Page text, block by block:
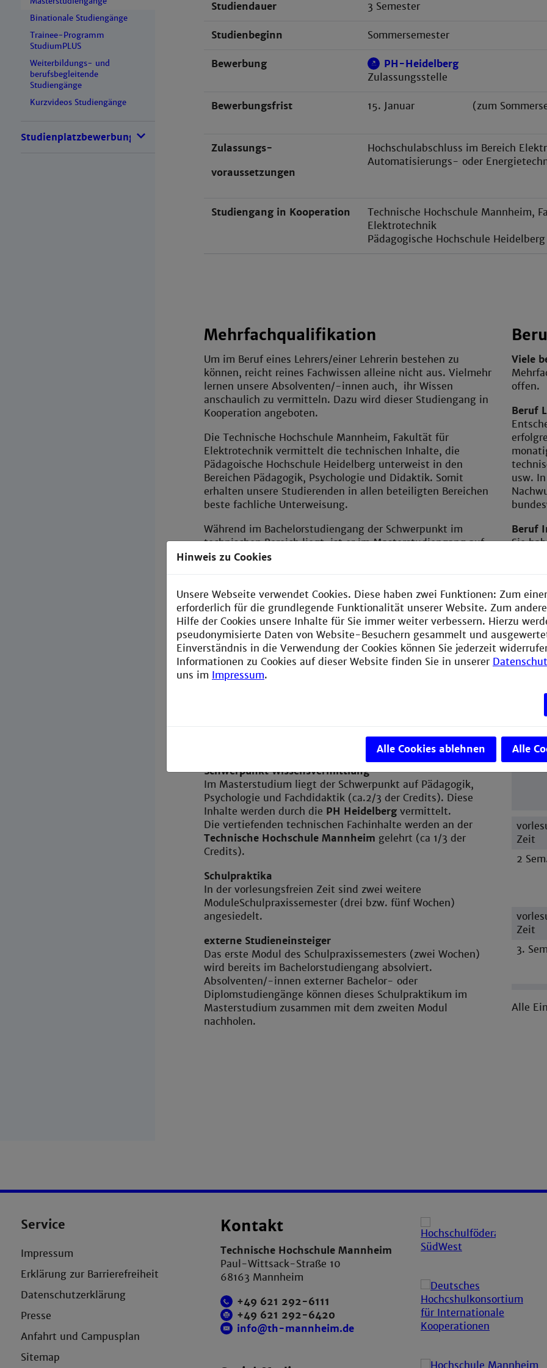
Binationale Studiengänge
Trainee-Programm
StudiumPLUS
Weiterbildungs- und
berufsbegleitende
Studiengänge
Kurzvideos Studiengänge
Studienplatzbewerbung
Studiendauer 3 Semester
Studienbeginn Sommersemester
Bewerbung
PH-Heidelberg
Zulassungsstelle
Bewerbungsfrist 15. Januar (zum
Zulassungs-
voraussetzungen
Hochschulabschluss im Bereich
Automatisierungs- oder
Studiengang in Kooperation
Technische Hochschule Mannheim,
Elektrotechnik
Pädagogische Hochschule Heidelberg
Mehrfachqualifikation
Um im Beruf eines Lehrers/einer Lehrerin bestehen zu
können, reicht reines Fachwissen alleine nicht aus. Vielmehr
lernen unsere Absolventen/-innen auch, ihr Wissen
anschaulich zu vermitteln. Dazu wird dieser Studiengang in
Kooperation angeboten.
Die Technische Hochschule Mannheim, Fakultät für
Elektrotechnik vermittelt die technischen Inhalte, die
Pädagoische Hochschule Heidelberg unterweist in den
Bereichen Pädagogik, Psychologie und Didaktik. Somit
erhalten unsere Studierenden in allen beteiligten Bereichen
beste fachliche Unterweisung.
Während im Bachelorstudiengang der Schwerpunkt im
technischen Bereich liegt, ist er im Masterstudiengang auf
pädagogischen und didaktische Inhalte gesetzt. In
Viele
offen.
Beruf
usw.
Beruf
Sie
Studienziele
Zweitfach System- und Informationstechnik.
Schwerpunkt Wissensvermittlung
Im Masterstudium liegt der Schwerpunkt auf Pädagogik,
Psychologie und Fachdidaktik (ca.2/3 der Credits). Diese
Inhalte werden durch die PH Heidelberg vermittelt.
Die vertiefenden technischen Fachinhalte werden an der
Technische Hochschule Mannheim gelehrt (ca 1/3 der
Credits).
Schulpraktika
In der vorlesungsfreien Zeit sind zwei weitere
ModuleSchulpraxissemester (drei bzw. fünf Wochen)
angesiedelt.
externe Studieneinsteiger
Das erste Modul des Schulpraxissemesters (zwei Wochen)
wird bereits im Bachelorstudiengang absolviert.
Absolventen/-innen externer Bachelor- oder
Diplomstudiengänge können dieses Schulpraktikum im
Masterstudium zusammen mit dem zweiten Modul
nachholen.
1. Sem
Zeit
2
Zeit
3.
Alle
Service
Impressum
Erklärung zur Barrierefreiheit
Datenschutzerklärung
Presse
Anfahrt und Campusplan
Sitemap
Kontakt
Technische Hochschule Mannheim
Paul-Wittsack-Straße 10
68163 Mannheim
+49 621 292-6111
+49 621 292-6420
info@th-mannheim.de
Hinweis zu Cookies
Unsere Webseite verwendet Cookies. Diese haben zwei Funktionen: Zum
erforderlich für die grundlegende Funktionalität unserer Website. Zum
Hilfe der Cookies unsere Inhalte für Sie immer weiter verbessern. Hierzu
pseudonymisierte Daten von Website-Besuchern gesammelt und
Einverständnis in die Verwendung der Cookies können Sie jederzeit
Informationen zu Cookies auf dieser Website finden Sie in unserer
uns im Impressum.
Alle Cookies ablehnen Alle